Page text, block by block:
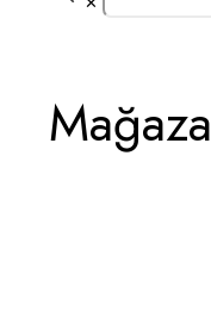
Mağaza